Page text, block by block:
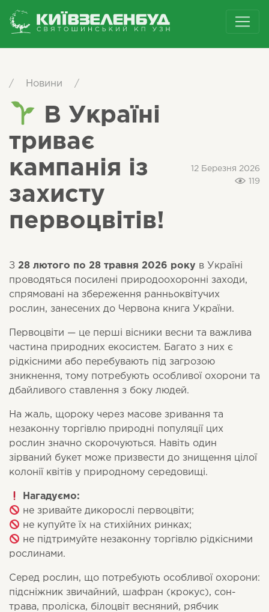
/ Новини /
В Україні
триває
кампанія із
захисту
первоцвітів!
12 Березня 2026
119
З 28 лютого по 28 травня 2026 року в Україні
проводяться посилені природоохоронні заходи,
спрямовані на збереження ранньоквітучих
рослин, занесених до Червона книга України.
Первоцвіти — це перші вісники весни та важлива
частина природних екосистем. Багато з них є
рідкісними або перебувають під загрозою
зникнення, тому потребують особливої охорони та
дбайливого ставлення з боку людей.
На жаль, щороку через масове зривання та
незаконну торгівлю природні популяції цих
рослин значно скорочуються. Навіть один
зірваний букет може призвести до знищення цілої
колонії квітів у природному середовищі.
Нагадуємо:
не зривайте дикорослі первоцвіти;
не купуйте їх на стихійних ринках;
не підтримуйте незаконну торгівлю рідкісними
рослинами.
Серед рослин, що потребують особливої охорони:
підсніжник звичайний, шафран (крокус), сон-
трава, проліска, білоцвіт весняний, рябчик